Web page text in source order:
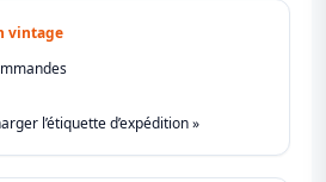
vintage
l’étiquette d’expédition »